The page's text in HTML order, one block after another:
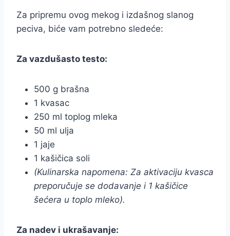
Za pripremu ovog mekog i izdašnog slanog
peciva, biće vam potrebno sledeće:
Za vazdušasto testo:
500 g brašna
1 kvasac
250 ml toplog mleka
50 ml ulja
1 jaje
1 kašičica soli
(Kulinarska napomena: Za aktivaciju kvasca
preporučuje se dodavanje i 1 kašičice
šećera u toplo mleko).
Za nadev i ukrašavanje: